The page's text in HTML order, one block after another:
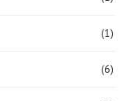
(1)
(6)